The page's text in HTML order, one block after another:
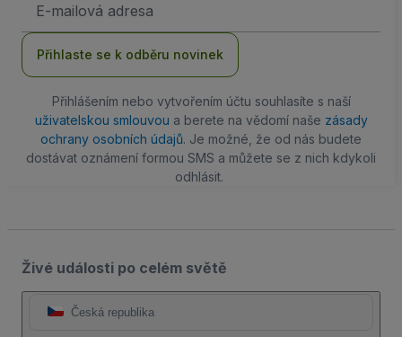
adresa
Přihlaste se k odběru novinek
Přihlášením nebo vytvořením účtu souhlasíte s naší
uživatelskou smlouvou a berete na vědomí naše zásady
ochrany osobních údajů. Je možné, že od nás budete
dostávat oznámení formou SMS a můžete se z nich kdykoli
odhlásit.
Živé události po celém světě
Česká republika